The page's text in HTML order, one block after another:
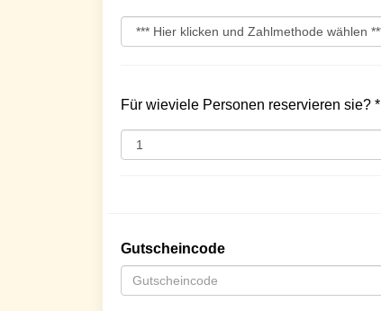
Für wieviele Personen reservieren sie? *
Gutscheincode